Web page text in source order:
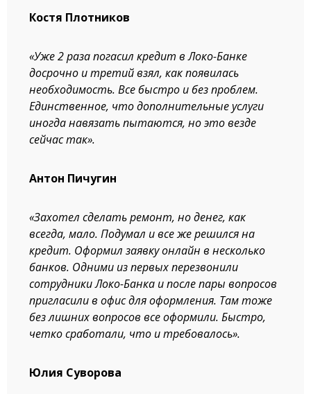
Костя Плотников
«Уже 2 раза погасил кредит в Локо-Банке
досрочно и третий взял, как появилась
необходимость. Все быстро и без проблем.
Единственное, что дополнительные услуги
иногда навязать пытаются, но это везде
сейчас так».
Антон Пичугин
«Захотел сделать ремонт, но денег, как
всегда, мало. Подумал и все же решился на
кредит. Оформил заявку онлайн в несколько
банков. Одними из первых перезвонили
сотрудники Локо-Банка и после пары вопросов
пригласили в офис для оформления. Там тоже
без лишних вопросов все оформили. Быстро,
четко сработали, что и требовалось».
Юлия Суворова